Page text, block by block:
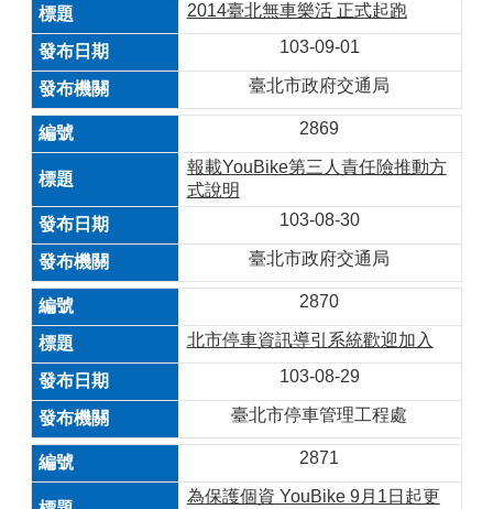
2014臺北無車樂活 正式起跑
103-09-01
臺北市政府交通局
2869
報載YouBike第三人責任險推動方
式說明
103-08-30
臺北市政府交通局
2870
北市停車資訊導引系統歡迎加入
103-08-29
臺北市停車管理工程處
2871
為保護個資 YouBike 9月1日起更